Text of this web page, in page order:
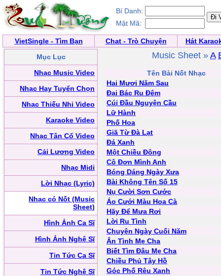
Bí Danh:
Mật Mã:
VietSingle - Tìm Bạn Chat - Trò Chuyện
Hát
Mục Lục
Nhạc Music Video
Nhạc Hay Tuyển Chọn
Nhạc Thiếu Nhi Video
Karaoke Video
Nhạc Tân Cổ Video
Cải Lương Video
Nhạc Midi
Lời Nhạc (Lyric)
Nhạc có Nốt (Music
Sheet)
Hình Ảnh Ca Sĩ
Hình Ảnh Nghệ Sĩ
Tin Tức Ca Sĩ
Tin Tức Nghệ Sĩ
Music Sheet » A
Tên Bài Nốt Nhạc
Hai Mươi Năm Sau
Đại Bác Ru Đêm
Cúi Đầu Nguyện Cầu
Lữ Hành
Phố Hoa
Giã Từ Đà Lạt
Đá Xanh
Một Chiều Đông
Cô Đơn Mình Anh
Bóng Dáng Ngày Xưa
Bài Không Tên Số 15
Nụ Cười Sơn Cước
Áo Cưới Màu Hoa Cà
Hãy Để Mưa Rơi
Lời Ru Tình
Chuyện Ngày Cuối Năm
Ân Tình Mẹ Cha
Biết Tìm Đâu Mẹ Cha
Chiều Phủ Tây Hồ
Góc Phố Rêu Xanh